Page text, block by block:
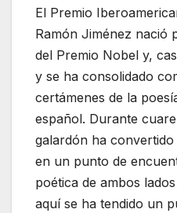
El Premio
Ramón Jiménez nació
del Premio Nobel y,
y se ha consolidado
certámenes de la
español. Durante
galardón ha
en un punto de
poética de ambos
aquí se ha tendido un